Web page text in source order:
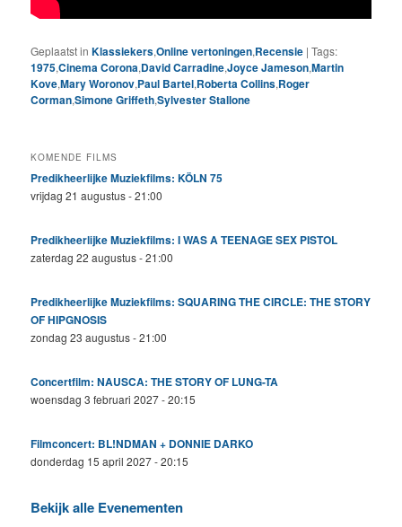
Geplaatst in Klassiekers,Online vertoningen,Recensie |Tags:
1975,Cinema Corona,David Carradine,Joyce Jameson,Martin
Kove,Mary Woronov,Paul Bartel,Roberta Collins,Roger
Corman,Simone Griffeth,Sylvester Stallone
KOMENDE FILMS
Predikheerlijke Muziekfilms: KÖLN 75
vrijdag 21 augustus - 21:00
Predikheerlijke Muziekfilms: I WAS A TEENAGE SEX PISTOL
zaterdag 22 augustus - 21:00
Predikheerlijke Muziekfilms: SQUARING THE CIRCLE: THE STORY
OF HIPGNOSIS
zondag 23 augustus - 21:00
Concertfilm: NAUSCA: THE STORY OF LUNG-TA
woensdag 3 februari 2027 - 20:15
Filmconcert: BL!NDMAN + DONNIE DARKO
donderdag 15 april 2027 - 20:15
Bekijk alle Evenementen